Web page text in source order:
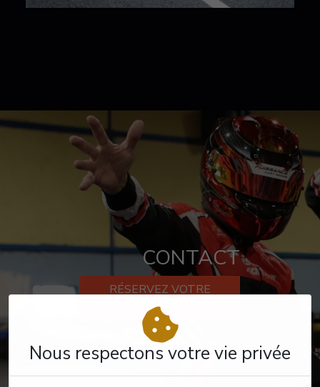
Nous respectons votre vie privée
CONTACT
RÉSERVEZ VOTRE
PASSAGE